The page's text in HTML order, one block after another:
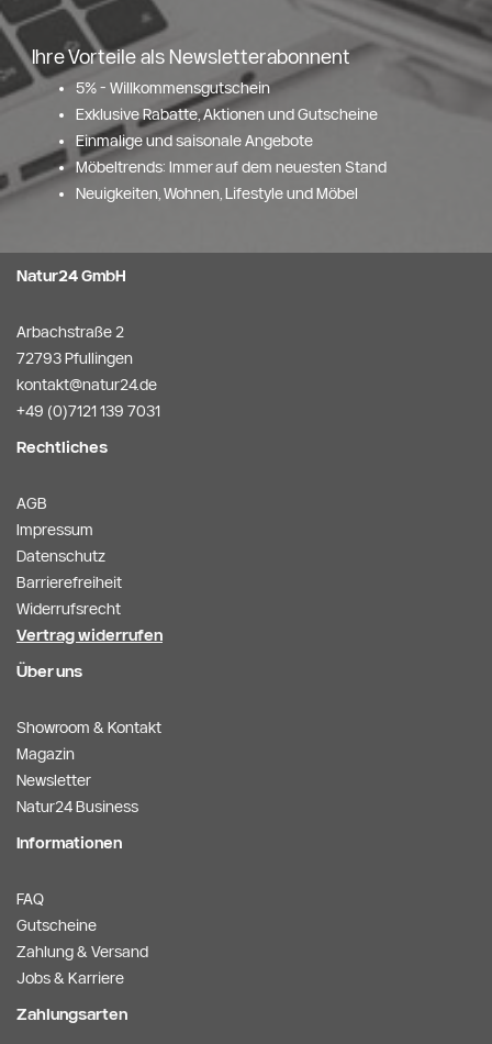
Ihre Vorteile als Newsletterabonnent
5% - Willkommensgutschein
Exklusive Rabatte, Aktionen und Gutscheine
Einmalige und saisonale Angebote
Möbeltrends: Immer auf dem neuesten Stand
Neuigkeiten, Wohnen, Lifestyle und Möbel
Natur24 GmbH
Arbachstraße 2
72793 Pfullingen
kontakt@natur24.de
+49 (0)7121 139 7031
Rechtliches
AGB
Impressum
Datenschutz
Barrierefreiheit
Widerrufsrecht
Vertrag widerrufen
Über uns
Showroom & Kontakt
Magazin
Newsletter
Natur24 Business
Informationen
FAQ
Gutscheine
Zahlung & Versand
Jobs & Karriere
Zahlungsarten